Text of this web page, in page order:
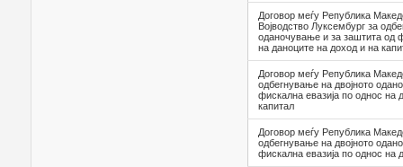
Договор меѓу Република
Војводство Луксембург за
оданочување и за заштита од
на даноците на доход и на
Договор меѓу Република
одбегнување на двојното
фискална евазија по однос на
капитал
Договор меѓу Република
одбегнување на двојното
фискална евазија по однос на